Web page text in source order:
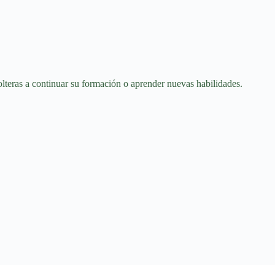
a continuar su formación o aprender nuevas habilidades.